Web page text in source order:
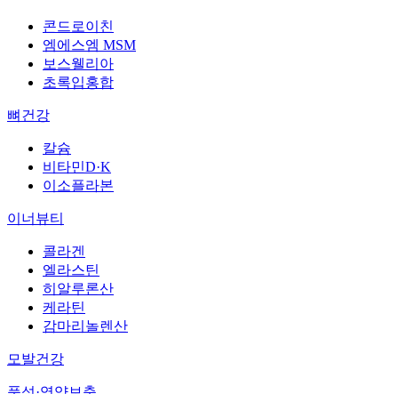
콘드로이친
엠에스엠 MSM
보스웰리아
초록입홍합
뼈건강
칼슘
비타민D·K
이소플라본
이너뷰티
콜라겐
엘라스틴
히알루론산
케라틴
감마리놀렌산
모발건강